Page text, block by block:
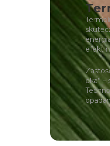
efekt
oka” –